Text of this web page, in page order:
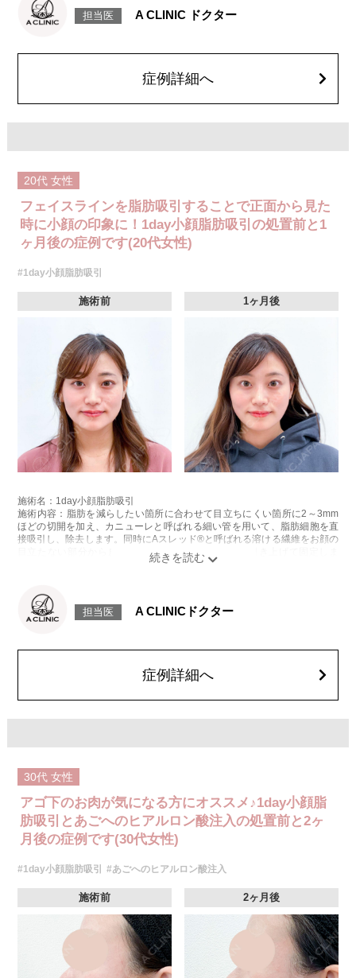
感などが術後一時的に生じることがございます。また、稀に貧血、細菌感
染症、左右差、施術箇所の知覚鈍麻、ぼこつき、硬結、瘢痕化、色素沈
顔の脂肪吸引箇所の追加 1ヶ所ごと+162,800円(税込)
オプション：笑気麻酔 3,300円(税込)
担当医 A CLINIC ドクター
症例詳細へ
20代 女性
フェイスラインを脂肪吸引することで正面から見た
時に小顔の印象に！1day小顔脂肪吸引の処置前と1
ヶ月後の症例です(20代女性)
#1day小顔脂肪吸引
施術前 1ヶ月後
施術名：1day小顔脂肪吸引
施術内容：脂肪を減らしたい箇所に合わせて目立ちにくい箇所に2～3mm
ほどの切開を加え、カニューレと呼ばれる細い管を用いて、脂肪細胞を直
接吸引し、除去します。同時にAスレッド®と呼ばれる溶ける繊維をお顔の
目立たない部分から皮下へ挿入し、皮膚を内側から引き上げて固定しま
感などが術後一時的に生じることがございます。また、稀に貧血、細菌感
染症、左右差、施術箇所の知覚鈍麻、ぼこつき、硬結、瘢痕化、色素沈
顔の脂肪吸引箇所の追加 1ヶ所ごと+162,800円(税込)
オプション：笑気麻酔 3,300円(税込)
担当医 A CLINICドクター
症例詳細へ
30代 女性
アゴ下のお肉が気になる方にオススメ♪1day小顔脂
肪吸引とあごへのヒアルロン酸注入の処置前と2ヶ
月後の症例です(30代女性)
#1day小顔脂肪吸引 #あごへのヒアルロン酸注入
施術前 2ヶ月後